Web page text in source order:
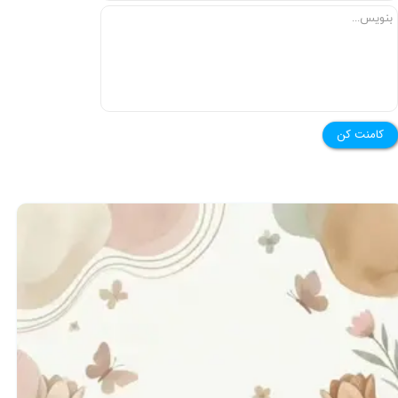
کامنت کن